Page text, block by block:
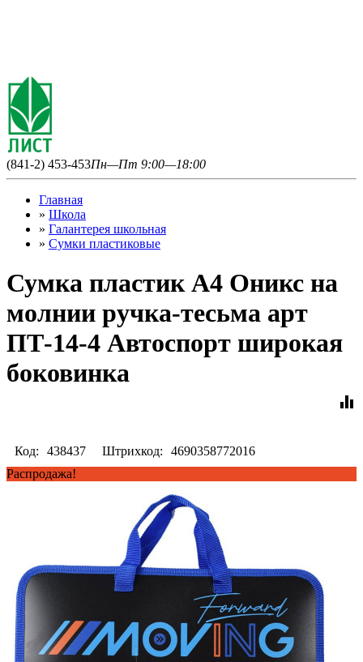
(841-2) 453-453Пн—Пт 9:00—18:00
Главная
» Школа
» Галантерея школьная
» Сумки пластиковые
Сумка пластик А4 Оникс на
молнии ручка-тесьма арт
ПТ-14-4 Автоспорт широкая
боковинка
equalizer
Код: 438437 Штрихкод:
4690358772016
Распродажа!